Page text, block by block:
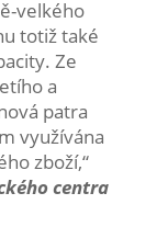
velkého
totiž také
Ze
a
patra
využívána
zboží,“
centra